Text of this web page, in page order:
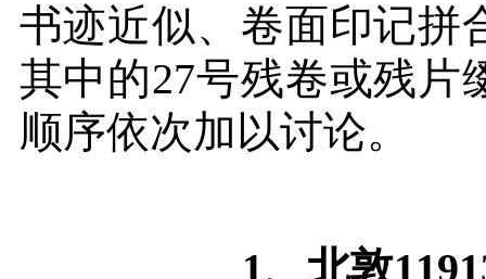
书迹近似、卷面印记拼
其中的27号残卷或残片
顺序依次加以讨论。
1、北敦